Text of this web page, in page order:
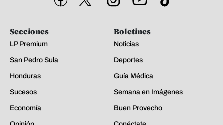
Secciones
LP Premium
San Pedro Sula
Honduras
Sucesos
Economía
Boletines
Noticias
Deportes
Guía Médica
Semana en Imágenes
Buen Provecho